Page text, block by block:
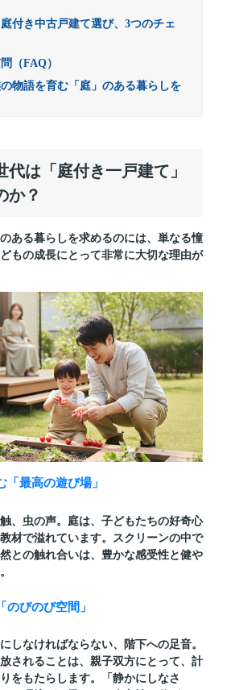
付き中古戸建て選び、3つのチェ
（FAQ）
物語を育む「庭」のある暮らしを
代は「庭付き一戸建て」
か？
ある暮らしを求めるのには、単なる憧
もの成長にとって非常に大切な理由が
最高の遊び場」
、虫の声。庭は、子どもたちの好奇心
材で溢れています。スクリーンの中で
との触れ合いは、豊かな感受性と健や
のびのび空間」
しなければならない、階下への足音。
されることは、親子双方にとって、計
をもたらします。「静かにしなさ